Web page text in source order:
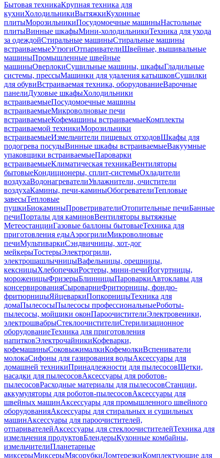
Бытовая техникаКрупная техника для
кухниХолодильникиВытяжкиКухонные
плитыМорозильникиПосудомоечные машиныНастольные
плитыВинные шкафыМини-холодильникиТехника для ухода
за одеждойСтиральные машиныСтиральные машины
встраиваемыеУтюгиОтпаривателиШвейные, вышивальные
машиныПромышленные швейные
машиныОверлокиСушильные машины, шкафыГладильные
системы, прессыМашинки для удаления катышковСушилки
для обувиВстраиваемая техника, оборудованиеВарочные
панелиДуховые шкафыХолодильники
встраиваемыеПосудомоечные машины
встраиваемыеМикроволновые печи
встраиваемыеКофемашины встраиваемыеКомплекты
встраиваемой техникиМорозильники
встраиваемыеИзмельчители пищевых отходовШкафы для
подогрева посудыВинные шкафы встраиваемыеВакуумные
упаковщики встраиваемыеПароварки
встраиваемыеКлиматическая техникаВентиляторы
бытовыеКондиционеры, сплит-системыОхладители
воздухаВодонагревателиУвлажнители, очистители
воздухаКамины, печи-каминыОбогревателиТепловые
завесыТепловые
пушкиБиокаминыПроветривателиОтопительные печиБанные
печиПорталы для каминовВентиляторы вытяжные
МетеостанцииГазовые баллоны бытовыеТехника для
приготовления едыАэрогрилиМикроволновые
печиМультиваркиСэндвичницы, хот-дог
мейкерыТостерыЭлектрогрили,
электрошашлычницыВафельницы, орешницы,
кексницыХлебопечкиРостеры, мини-печиЙогуртницы,
мороженицыФризерыБлинницыПароваркиАвтоклавы для
консервированияСыроварниФритюрницы, фондю-
фритюрницыЯйцеваркиПопкорницыТехника для
домаПылесосыПылесосы профессиональныеРоботы-
пылесосы, мойщики оконПароочистителиЭлектровеники,
электрошвабрыСтеклоочистителиСтерилизационное
оборудованиеТехника для приготовления
напитковЭлектрочайникиКофеварки,
кофемашиныСоковыжималкиКофемолкиВспениватели
молокаСифоны для газирования водыАксессуары для
домашней техникиПринадлежности для пылесосовЩетки,
насадки для пылесосовАксессуары для роботов-
пылесосовРасходные материалы для пылесосовСтанции,
аккумуляторы для роботов-пылесосовАксессуары для
швейных машинАксессуары для промышленного швейного
оборудованияАксессуары для стиральных и сушильных
машинАксессуары для пароочистителей,
отпаривателейАксессуары для стеклоочистителейТехника для
измельчения продуктовБлендерыКухонные комбайны,
измельчителиПланетарные
миксерыМиксерыМясорубкиЛомтерезкиКомплектующие для